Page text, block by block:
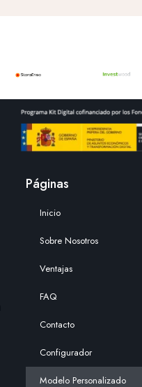
Páginas
Inicio
Sobre Nosotros
Ventajas
FAQ
Contacto
Configurador
Modelo Personalizado